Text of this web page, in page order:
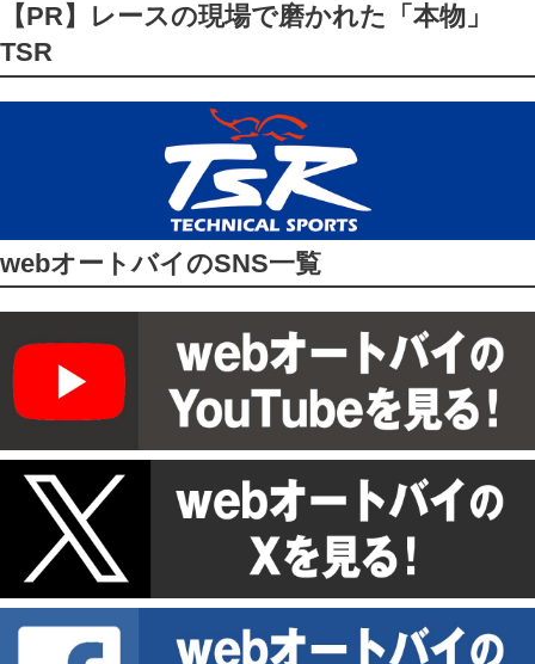
【PR】レースの現場で磨かれた「本物」
TSR
webオートバイのSNS一覧